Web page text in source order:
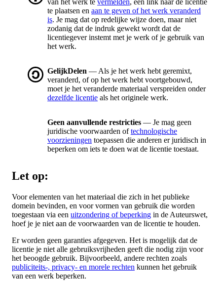
van het werk te vermelden, een link naar de licentie
te plaatsen en aan te geven of het werk veranderd
is. Je mag dat op redelijke wijze doen, maar niet
zodanig dat de indruk gewekt wordt dat de
licentiegever instemt met je werk of je gebruik van
het werk.
GelijkDelen — Als je het werk hebt geremixt,
veranderd, of op het werk hebt voortgebouwd,
moet je het veranderde materiaal verspreiden onder
dezelfde licentie als het originele werk.
Geen aanvullende restricties — Je mag geen
juridische voorwaarden oftechnologische
voorzieningen toepassen die anderen er juridisch in
beperken om iets te doen wat de licentie toestaat.
Let op:
Voor elementen van het materiaal die zich in het publieke
domein bevinden, en voor vormen van gebruik die worden
toegestaan via een uitzondering of beperking in de Auteurswet,
hoef je je niet aan de voorwaarden van de licentie te houden.
Er worden geen garanties afgegeven. Het is mogelijk dat de
licentie je niet alle gebruiksvrijheden geeft die nodig zijn voor
het beoogde gebruik. Bijvoorbeeld, andere rechten zoals
publiciteits-, privacy- en morele rechten kunnen het gebruik
van een werk beperken.